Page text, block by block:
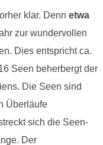
klar. Denn etwa
zur wundervollen
Dies entspricht ca.
Seen beherbergt der
Die Seen sind
Überläufe
sich die Seen-
Der